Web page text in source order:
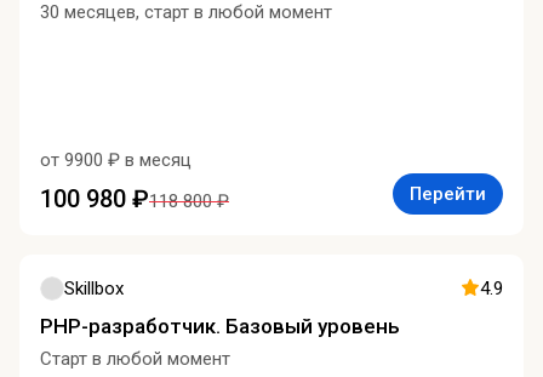
30 месяцев, старт в любой момент
от 9900 ₽ в месяц
100 980 ₽118 800 ₽ Перейти
Skillbox 4.9
PHP-разработчик. Базовый уровень
Старт в любой момент